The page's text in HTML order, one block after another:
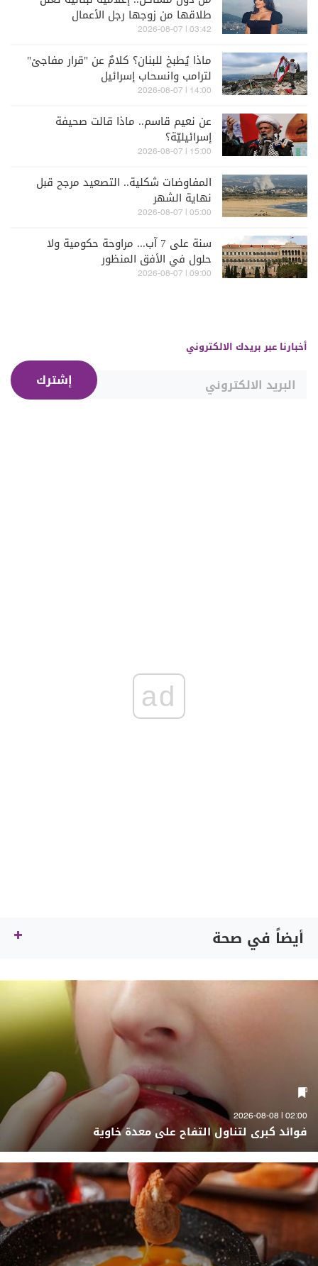
طلاقها من زوجها رجل الأعمال
03:42 | 2026-08-07
ماذا يُطبخ للبنان؟ كلامٌ عن "قرار مفاجئ"
لترامب وانسحاب إسرائيل
14:00 | 2026-08-07
عن نعيم قاسم.. ماذا قالت صحيفة
إسرائيليّة؟
15:00 | 2026-08-07
المفاوضات شكلية.. التصعيد مرجح قبل
نهاية الشهر
05:00 | 2026-08-07
سنة على 7 آب... مراوحة حكومية ولا
حلول في الأفق المنظور
09:00 | 2026-08-07
أخبارنا عبر بريدك الالكتروني
إشترك
ad
أيضاً في صحة
02:00 | 2026-08-08
فوائد كبرى لتناول التفاح على معدة خاوية